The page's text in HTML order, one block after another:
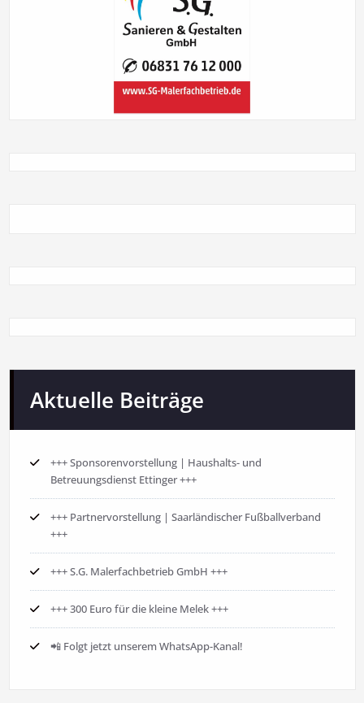
Aktuelle Beiträge
+++ Sponsorenvorstellung | Haushalts- und
Betreuungsdienst Ettinger +++
+++ Partnervorstellung | Saarländischer Fußballverband
+++
+++ S.G. Malerfachbetrieb GmbH +++
+++ 300 Euro für die kleine Melek +++
📲 Folgt jetzt unserem WhatsApp-Kanal!